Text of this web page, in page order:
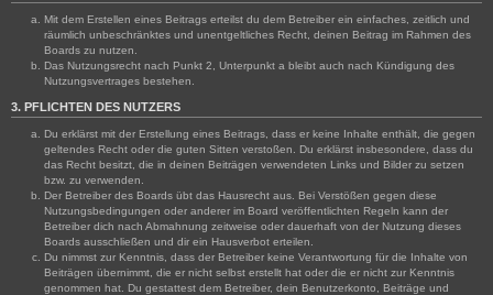
Mit dem Erstellen eines Beitrags erteilst du dem Betreiber ein einfaches, zeitlich und
räumlich unbeschränktes und unentgeltliches Recht, deinen Beitrag im Rahmen des
Boards zu nutzen.
Das Nutzungsrecht nach Punkt 2, Unterpunkt a bleibt auch nach Kündigung des
Nutzungsvertrages bestehen.
3. PFLICHTEN DES NUTZERS
Du erklärst mit der Erstellung eines Beitrags, dass er keine Inhalte enthält, die gegen
geltendes Recht oder die guten Sitten verstoßen. Du erklärst insbesondere, dass du
das Recht besitzt, die in deinen Beiträgen verwendeten Links und Bilder zu setzen
bzw. zu verwenden.
Der Betreiber des Boards übt das Hausrecht aus. Bei Verstößen gegen diese
Nutzungsbedingungen oder anderer im Board veröffentlichten Regeln kann der
Betreiber dich nach Abmahnung zeitweise oder dauerhaft von der Nutzung dieses
Boards ausschließen und dir ein Hausverbot erteilen.
Du nimmst zur Kenntnis, dass der Betreiber keine Verantwortung für die Inhalte von
Beiträgen übernimmt, die er nicht selbst erstellt hat oder die er nicht zur Kenntnis
genommen hat. Du gestattest dem Betreiber, dein Benutzerkonto, Beiträge und